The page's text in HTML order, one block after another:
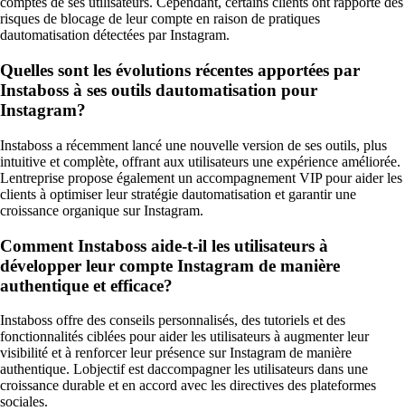
risques de blocage de leur compte en raison de pratiques
dautomatisation détectées par Instagram.
Quelles sont les évolutions récentes apportées par
Instaboss à ses outils dautomatisation pour
Instagram?
Instaboss a récemment lancé une nouvelle version de ses outils, plus
intuitive et complète, offrant aux utilisateurs une expérience améliorée.
Lentreprise propose également un accompagnement VIP pour aider les
clients à optimiser leur stratégie dautomatisation et garantir une
croissance organique sur Instagram.
Comment Instaboss aide-t-il les utilisateurs à
développer leur compte Instagram de manière
authentique et efficace?
Instaboss offre des conseils personnalisés, des tutoriels et des
fonctionnalités ciblées pour aider les utilisateurs à augmenter leur
visibilité et à renforcer leur présence sur Instagram de manière
authentique. Lobjectif est daccompagner les utilisateurs dans une
croissance durable et en accord avec les directives des plateformes
sociales.